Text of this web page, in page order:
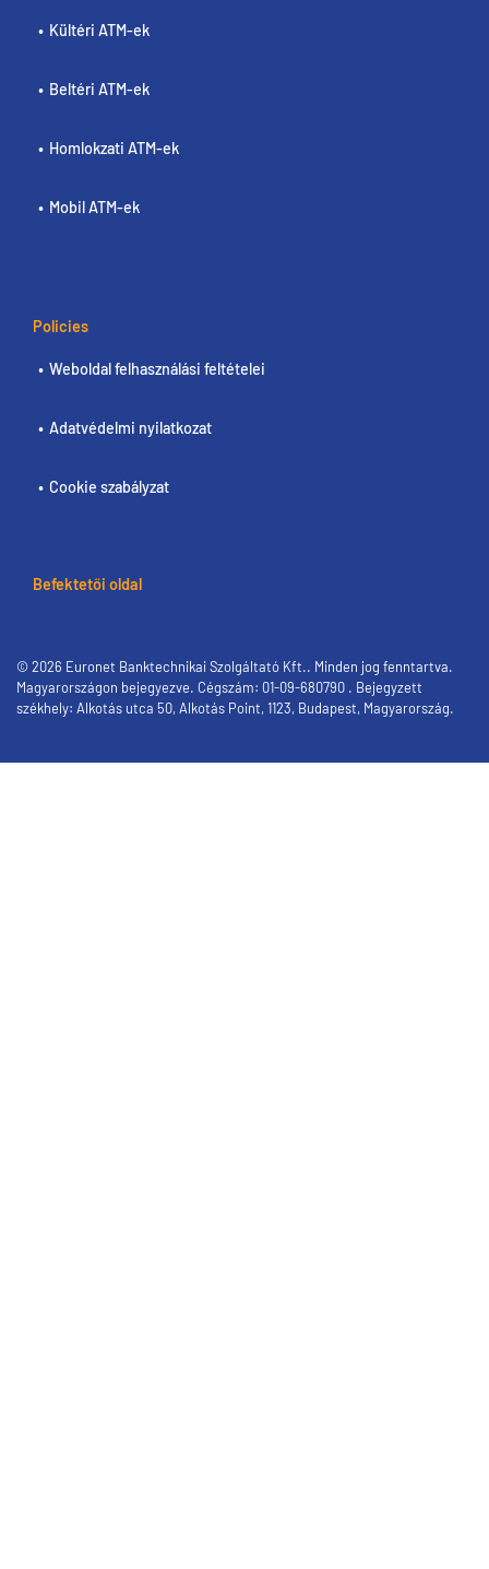
Kültéri ATM-ek
Beltéri ATM-ek
Homlokzati ATM-ek
Mobil ATM-ek
Policies
Weboldal felhasználási feltételei
Adatvédelmi nyilatkozat
Cookie szabályzat
Befektetői oldal
© 2026 Euronet Banktechnikai Szolgáltató Kft.. Minden jog fenntartva.
Magyarországon bejegyezve. Cégszám: 01-09-680790 . Bejegyzett
székhely: Alkotás utca 50, Alkotás Point, 1123, Budapest, Magyarország.